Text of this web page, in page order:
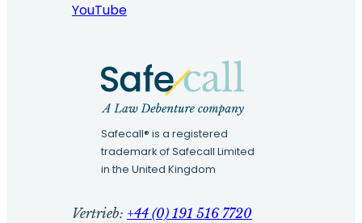
YouTube
Safecall® is a registered
trademark of Safecall Limited
in the United Kingdom
Vertrieb: +44 (0) 191 516 7720